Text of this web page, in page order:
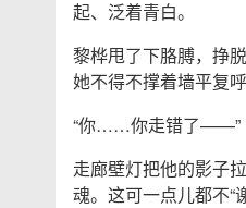
起、泛着青白。
黎桦甩了下胳膊，挣
她不得不撑着墙平复呼
“你……你走错了——”
走廊壁灯把他的影子
魂。这可一点儿都不“